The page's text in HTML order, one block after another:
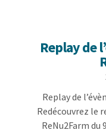
Replay de
Replay de
Redécouvrez le
ReNu2Farm du